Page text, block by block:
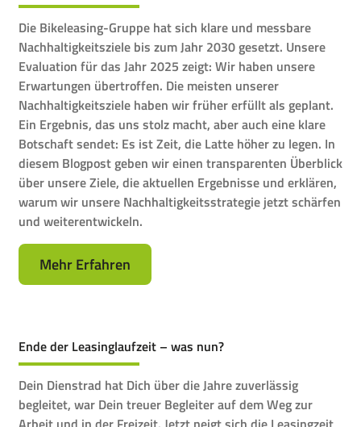
Die Bikeleasing-Gruppe hat sich klare und messbare
Nachhaltigkeitsziele bis zum Jahr 2030 gesetzt. Unsere
Evaluation für das Jahr 2025 zeigt: Wir haben unsere
Erwartungen übertroffen. Die meisten unserer
Nachhaltigkeitsziele haben wir früher erfüllt als geplant.
Ein Ergebnis, das uns stolz macht, aber auch eine klare
Botschaft sendet: Es ist Zeit, die Latte höher zu legen. In
diesem Blogpost geben wir einen transparenten Überblick
über unsere Ziele, die aktuellen Ergebnisse und erklären,
warum wir unsere Nachhaltigkeitsstrategie jetzt schärfen
und weiterentwickeln.
Mehr Erfahren
Ende der Leasinglaufzeit – was nun?
Dein Dienstrad hat Dich über die Jahre zuverlässig
begleitet, war Dein treuer Begleiter auf dem Weg zur